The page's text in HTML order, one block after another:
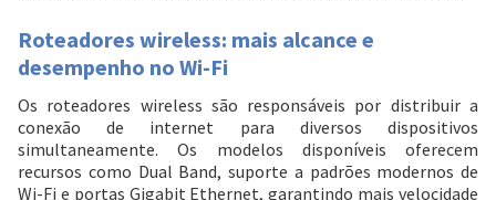
Roteadores wireless: mais alcance e
desempenho no Wi-Fi
Os roteadores wireless são responsáveis por distribuir a
conexão de internet para diversos dispositivos
simultaneamente. Os modelos disponíveis oferecem
recursos como Dual Band, suporte a padrões modernos de
Wi-Fi e portas Gigabit Ethernet, garantindo mais velocidade